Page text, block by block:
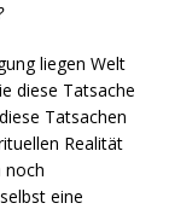
liegen Welt
diese Tatsache
Tatsachen
Realität
noch
eine